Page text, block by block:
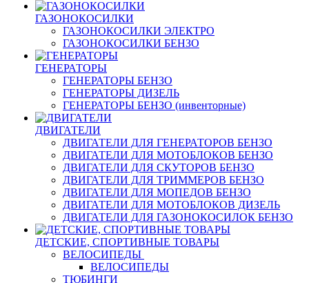
ГАЗОНОКОСИЛКИ
ГАЗОНОКОСИЛКИ ЭЛЕКТРО
ГАЗОНОКОСИЛКИ БЕНЗО
ГЕНЕРАТОРЫ
ГЕНЕРАТОРЫ БЕНЗО
ГЕНЕРАТОРЫ ДИЗЕЛЬ
ГЕНЕРАТОРЫ БЕНЗО (инвенторные)
ДВИГАТЕЛИ
ДВИГАТЕЛИ ДЛЯ ГЕНЕРАТОРОВ БЕНЗО
ДВИГАТЕЛИ ДЛЯ МОТОБЛОКОВ БЕНЗО
ДВИГАТЕЛИ ДЛЯ СКУТОРОВ БЕНЗО
ДВИГАТЕЛИ ДЛЯ ТРИММЕРОВ БЕНЗО
ДВИГАТЕЛИ ДЛЯ МОПЕДОВ БЕНЗО
ДВИГАТЕЛИ ДЛЯ МОТОБЛОКОВ ДИЗЕЛЬ
ДВИГАТЕЛИ ДЛЯ ГАЗОНОКОСИЛОК БЕНЗО
ДЕТСКИЕ, СПОРТИВНЫЕ ТОВАРЫ
ВЕЛОСИПЕДЫ
ВЕЛОСИПЕДЫ
ТЮБИНГИ